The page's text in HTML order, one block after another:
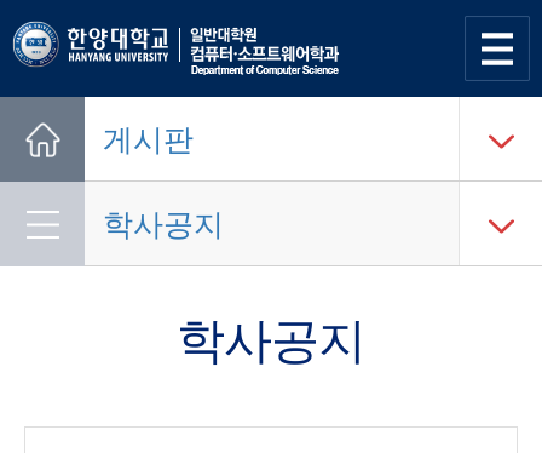
사이트
게시판
학사공지
학사공지